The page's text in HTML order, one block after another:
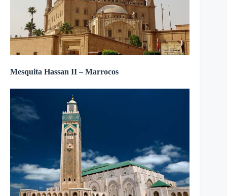
Mesquita Hassan II – Marrocos